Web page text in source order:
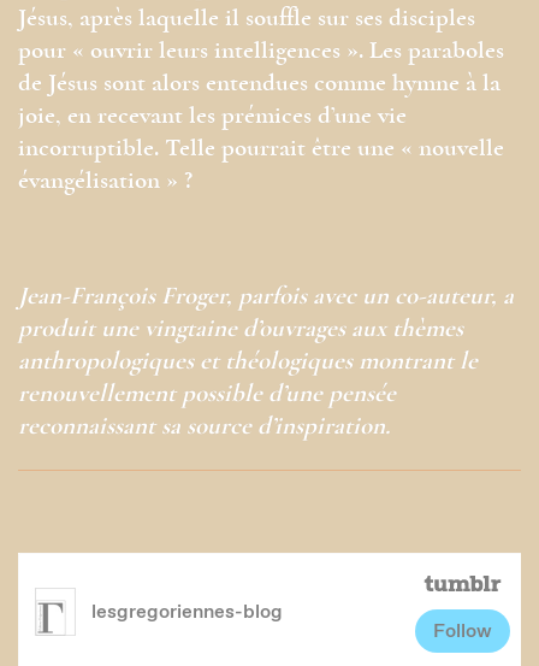
Jésus, après laquelle il souffle sur ses disciples
pour « ouvrir leurs intelligences ». Les paraboles
de Jésus sont alors entendues comme hymne à la
joie, en recevant les prémices d’une vie
incorruptible. Telle pourrait être une « nouvelle
évangélisation » ?
Jean-François Froger, parfois avec un co-auteur, a
produit une vingtaine d’ouvrages aux thèmes
anthropologiques et théologiques montrant le
renouvellement possible d’une pensée
reconnaissant sa source d’inspiration.